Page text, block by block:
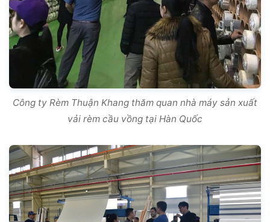
Công ty Rèm Thuận Khang thăm quan nhà máy sản xuất
vải rèm cầu vồng tại Hàn Quốc